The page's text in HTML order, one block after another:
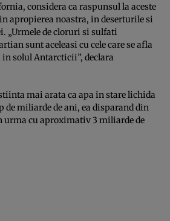
considera ca raspunsul la aceste
apropierea noastra, in deserturile si
„Urmele de cloruri si sulfati
sunt aceleasi cu cele care se afla
solul Antarcticii”, declara
mai arata ca apa in stare lichida
de miliarde de ani, ea disparand din
urma cu aproximativ 3 miliarde de